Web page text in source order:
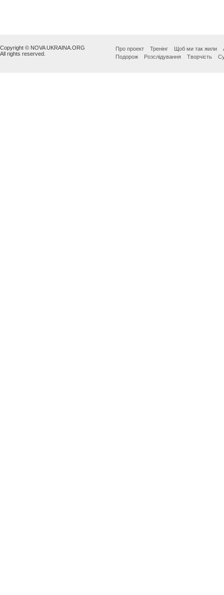
Copyright © NOVA UKRAINA.ORG
All rights reserved.
Про проект Тренінг Щоб ми так жили
Подорож
Розслідування Творчість